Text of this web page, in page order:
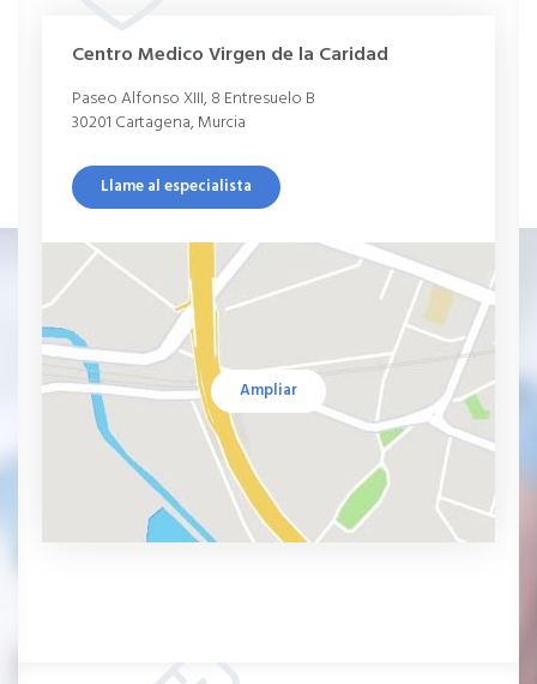
Centro Medico Virgen de la Caridad
Paseo Alfonso XIII, 8 Entresuelo B
30201 Cartagena, Murcia
Llame al especialista
Ampliar